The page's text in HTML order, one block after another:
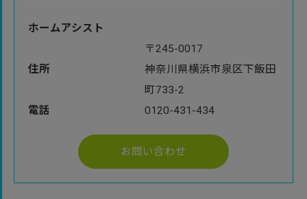
ホームアシスト
住所
〒245-0017
神奈川県横浜市泉区下飯田
町733-2
電話
0120-431-434
お問い合わせ